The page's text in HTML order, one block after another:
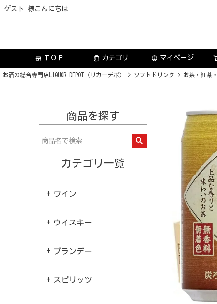
ゲスト 様こんにちは
store ＴＯＰ カテゴリ account_circle マイページ
お酒の総合専門店LIQUOR DEPOT（リカーデポ） ソフトドリンク お茶・紅茶
商品を探す
カテゴリ一覧
ワイン
ウイスキー
ブランデー
スピリッツ